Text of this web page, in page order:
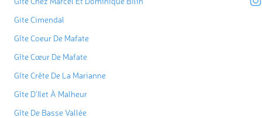
Gite Cimendal
Gîte Coeur De Mafate
Gîte Cœur De Mafate
Gîte Crête De La Marianne
Gîte D'Ilet À Malheur
Gîte De Basse Vallée